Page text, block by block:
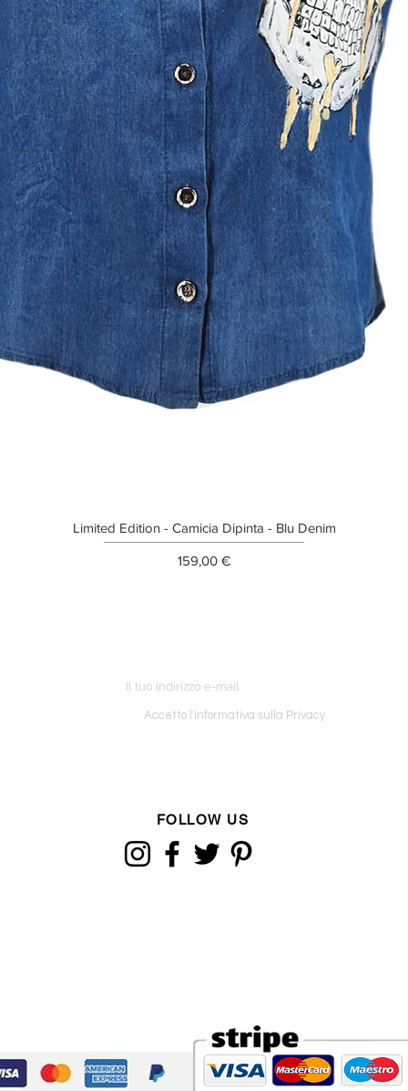
Limited Edition - Camicia Dipinta - Blu Denim
Prezzo
159,00 €
Accetto l'informativa sulla Privacy
FOLLOW US